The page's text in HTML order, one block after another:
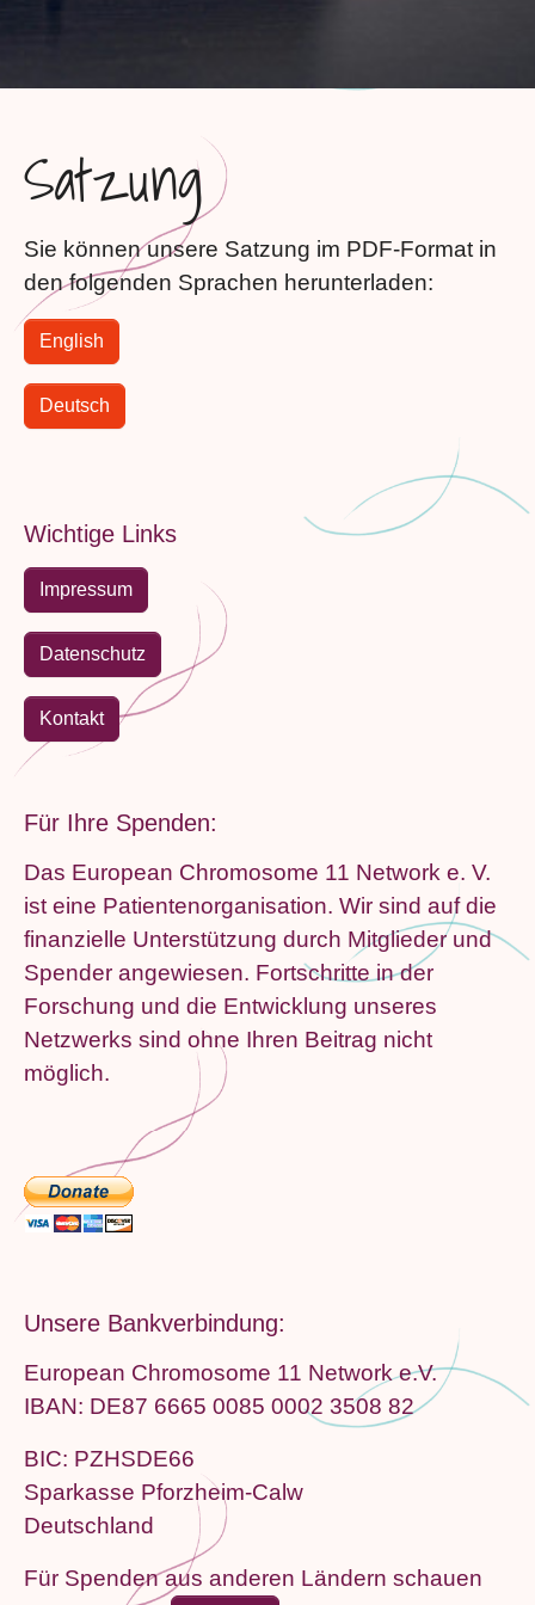
Satzung
Sie können unsere Satzung im PDF-Format in
den folgenden Sprachen herunterladen:
English
Deutsch
Wichtige Links
Impressum
Datenschutz
Kontakt
Für Ihre Spenden:
Das European Chromosome 11 Network e. V.
ist eine Patientenorganisation. Wir sind auf die
finanzielle Unterstützung durch Mitglieder und
Spender angewiesen. Fortschritte in der
Forschung und die Entwicklung unseres
Netzwerks sind ohne Ihren Beitrag nicht
möglich.
Unsere Bankverbindung:
European Chromosome 11 Network e.V.
IBAN: DE87 6665 0085 0002 3508 82
BIC: PZHSDE66
Sparkasse Pforzheim-Calw
Deutschland
Für Spenden aus anderen Ländern schauen